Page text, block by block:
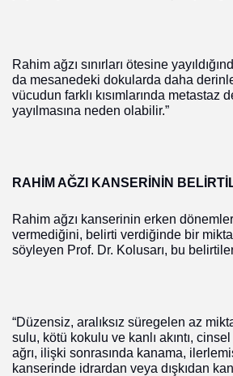
Rahim ağzı sınırları ötesine
da mesanedeki dokularda daha
vücudun farklı kısımlarında metastaz
yayılmasına neden olabilir.”
RAHİM AĞZI KANSERİNİN
Rahim ağzı kanserinin erken
vermediğini, belirti verdiğinde bir
söyleyen Prof. Dr. Kolusarı, bu
“Düzensiz, aralıksız süregelen az
sulu, kötü kokulu ve kanlı akıntı,
ağrı, ilişki sonrasında kanama,
kanserinde idrardan veya dışkıdan